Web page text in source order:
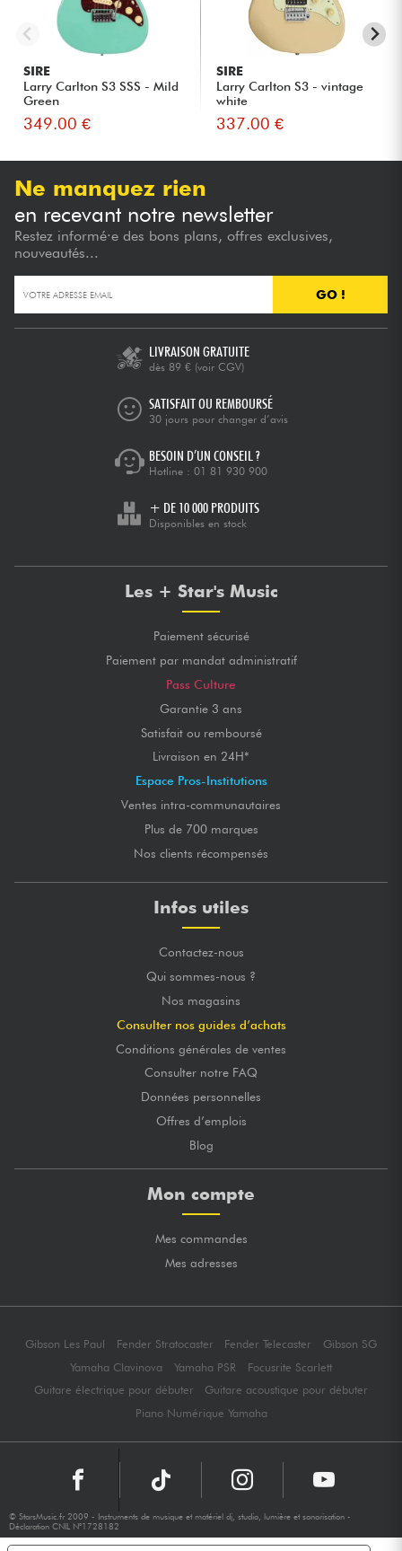
SIRE
Larry Carlton S3 SSS - Mild
Green
349.00 €
SIRE
Larry Carlton S3 - vintage
white
337.00 €
Ne manquez rien
en recevant notre newsletter
Restez informé·e des bons plans, offres exclusives,
nouveautés...
GO !
LIVRAISON GRATUITE
dès 89 € (voir CGV)
SATISFAIT OU REMBOURSÉ
30 jours pour changer d’avis
BESOIN D’UN CONSEIL ?
Hotline : 01 81 930 900
+ DE 10 000 PRODUITS
Disponibles en stock
Les + Star's Music
Paiement sécurisé
Paiement par mandat administratif
Pass Culture
Garantie 3 ans
Satisfait ou remboursé
Livraison en 24H*
Espace Pros-Institutions
Ventes intra-communautaires
Plus de 700 marques
Nos clients récompensés
Infos utiles
Contactez-nous
Qui sommes-nous ?
Nos magasins
Consulter nos guides d’achats
Conditions générales de ventes
Consulter notre FAQ
Données personnelles
Offres d’emplois
Blog
Mon compte
Mes commandes
Mes adresses
Gibson Les Paul Fender Stratocaster Fender Telecaster
Gibson SG
Yamaha Clavinova
Yamaha PSR
Focusrite Scarlett
Guitare électrique pour débuter
Guitare acoustique pour débuter
Piano Numérique Yamaha
© StarsMusic.fr 2009 - Instruments de musique et matériel dj, studio, lumière et sonorisation -
Déclaration CNIL N°1728182